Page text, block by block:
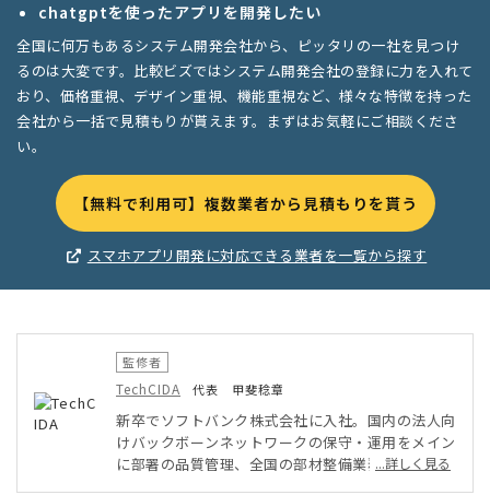
chatgptを使ったアプリを開発したい
全国に何万もあるシステム開発会社から、ピッタリの一社を見つけ
るのは大変です。比較ビズではシステム開発会社の登録に力を入れて
おり、価格重視、デザイン重視、機能重視など、様々な特徴を持った
会社から一括で見積もりが貰えます。まずはお気軽にご相談くださ
い。
【無料で利用可】複数業者から見積もりを貰う
スマホアプリ開発に対応できる業者を一覧から探す
監修者
TechCIDA 代表 甲斐稔章
新卒でソフトバンク株式会社に入社。国内の法人向
けバックボーンネットワークの保守・運用をメイン
に部署の品質管理、全国の部材整備業務を実施。そ
...詳しく見る